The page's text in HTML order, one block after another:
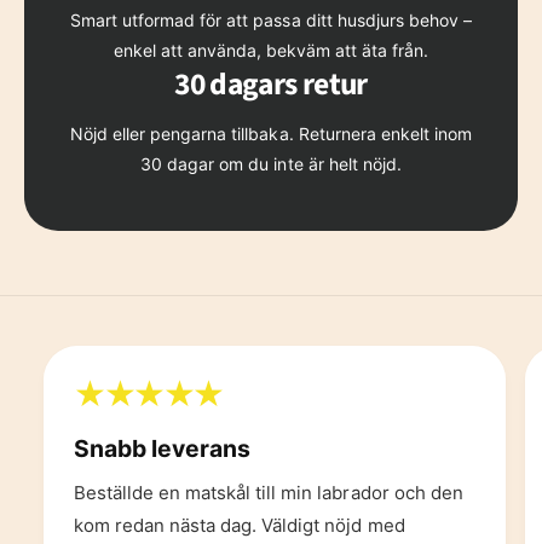
Smart utformad för att passa ditt husdjurs behov –
enkel att använda, bekväm att äta från.
30 dagars retur
Nöjd eller pengarna tillbaka. Returnera enkelt inom
30 dagar om du inte är helt nöjd.
Snabb leverans
Beställde en matskål till min labrador och den
kom redan nästa dag. Väldigt nöjd med